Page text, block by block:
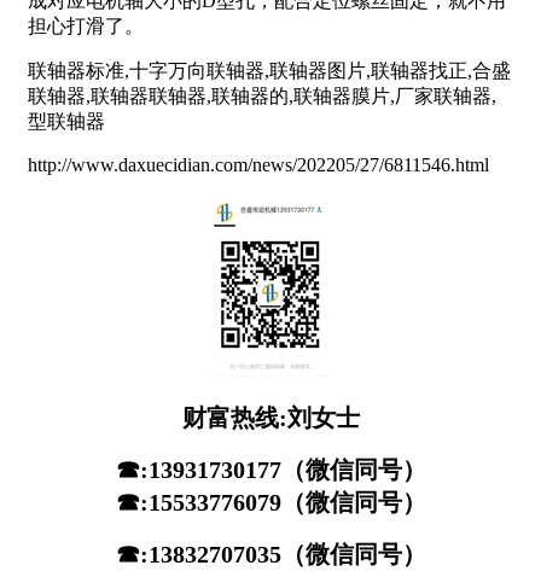
担心打滑了。
联轴器标准,十字万向联轴器,联轴器图片,联轴器找正,合盛
联轴器,联轴器联轴器,联轴器的,联轴器膜片,厂家联轴器,
型联轴器
http://www.daxuecidian.com/news/202205/27/6811546.html
财富热线:刘女士
☎:13931730177（微信同号）
☎:15533776079（微信同号）
☎:13832707035（微信同号）